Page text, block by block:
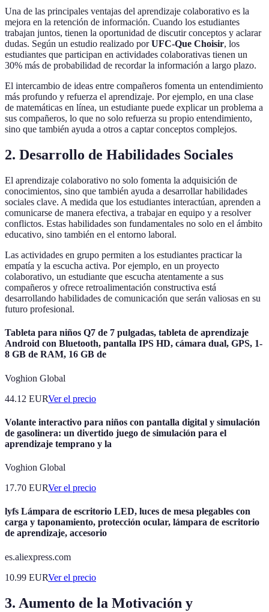
Una de las principales ventajas del aprendizaje colaborativo es la
mejora en la retención de información. Cuando los estudiantes
trabajan juntos, tienen la oportunidad de discutir conceptos y aclarar
dudas. Según un estudio realizado porUFC-Que Choisir, los
estudiantes que participan en actividades colaborativas tienen un
30% más de probabilidad de recordar la información a largo plazo.
El intercambio de ideas entre compañeros fomenta un entendimiento
más profundo y refuerza el aprendizaje. Por ejemplo, en una clase
de matemáticas en línea, un estudiante puede explicar un problema a
sus compañeros, lo que no solo refuerza su propio entendimiento,
sino que también ayuda a otros a captar conceptos complejos.
2. Desarrollo de Habilidades Sociales
El aprendizaje colaborativo no solo fomenta la adquisición de
conocimientos, sino que también ayuda a desarrollar habilidades
sociales clave. A medida que los estudiantes interactúan, aprenden a
comunicarse de manera efectiva, a trabajar en equipo y a resolver
conflictos. Estas habilidades son fundamentales no solo en el ámbito
educativo, sino también en el entorno laboral.
Las actividades en grupo permiten a los estudiantes practicar la
empatía y la escucha activa. Por ejemplo, en un proyecto
colaborativo, un estudiante que escucha atentamente a sus
compañeros y ofrece retroalimentación constructiva está
desarrollando habilidades de comunicación que serán valiosas en su
futuro profesional.
Tableta para niños Q7 de 7 pulgadas, tableta de aprendizaje
Android con Bluetooth, pantalla IPS HD, cámara dual, GPS, 1-
8 GB de RAM, 16 GB de
Voghion Global
44.12 EURVer el precio
Volante interactivo para niños con pantalla digital y simulación
de gasolinera: un divertido juego de simulación para el
aprendizaje temprano y la
Voghion Global
17.70 EURVer el precio
lyfs Lámpara de escritorio LED, luces de mesa plegables con
carga y taponamiento, protección ocular, lámpara de escritorio
de aprendizaje, accesorio
es.aliexpress.com
10.99 EURVer el precio
3. Aumento de la Motivación y